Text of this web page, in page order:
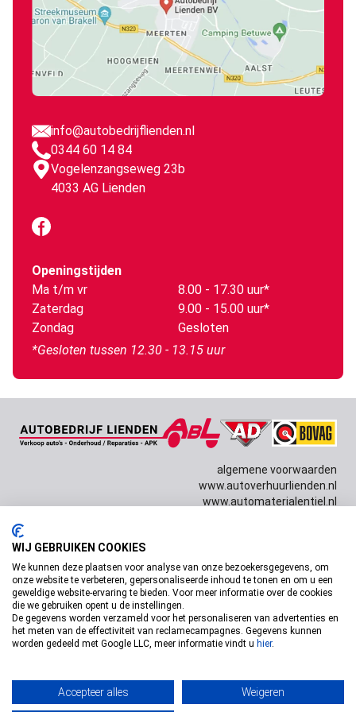
info@autobedrijflienden.nl
0344 60 14 84
Vogelenzangseweg 23b
4033 AG Lienden
Openingstijden
Ma t/m vr
8.00 - 17.30 uur*
Zaterdag
9.00 - 15.00 uur*
Zondag
Gesloten
*Gesloten tussen 12.30 - 13.15 uur
algemene voorwaarden
www.autoverhuurlienden.nl
www.automaterialentiel.nl
Copyright © 2026 Autobedrijf Lienden Design door
Willem van Dam
WIJ GEBRUIKEN COOKIES
We kunnen deze plaatsen voor analyse van onze bezoekersgegevens, om
onze website te verbeteren, gepersonaliseerde inhoud te tonen en om u een
geweldige website-ervaring te bieden. Voor meer informatie over de cookies
die we gebruiken opent u de instellingen.
De gegevens worden verzameld voor het personaliseren van advertenties en
het meten van de effectiviteit van reclamecampagnes. Gegevens kunnen
worden gedeeld met Google LLC, meer informatie vindt u hier.
Accepteer alles Weigeren